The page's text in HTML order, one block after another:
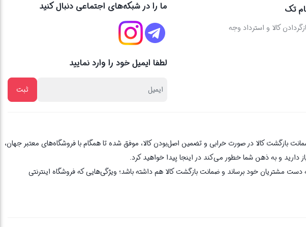
تک
کالا و استرداد وجه
ما را در شبکه‌های اجتماعی دنبال کنید
لطفا ایمیل خود را وارد نمایید
عنوان یکی از قدیمی‌ترین فروشگاه های اینترنتی با بیش از یک دهه تجربه، با پایبندی به اصل مشتری مداری ، 3 روز ضمانت بازگشت کالا در صورت خرابی و تضمین اصل‌بودن کالا، موفق شده تا همگام با فروشگاه‌های معتبر جهان،
دارید و به ذهن شما خطور می‌کند در اینجا پیدا خواهید کرد.
مشتریان خود برساند و ضمانت بازگشت کالا هم داشته باشد؛ ویژگی‌هایی که فروشگاه اینترنتی